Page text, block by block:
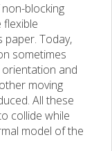
blocking
paper. Today,
sometimes
and
moving
All these
collide while
model of the